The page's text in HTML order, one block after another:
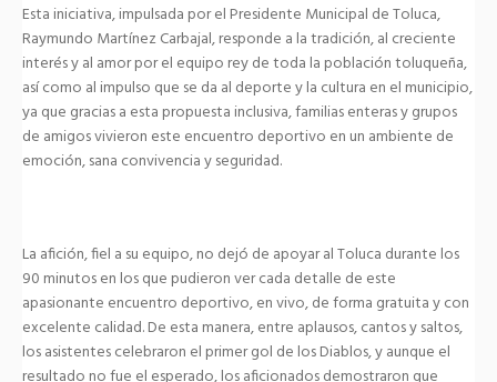
Esta iniciativa, impulsada por el Presidente Municipal de Toluca,
Raymundo Martínez Carbajal, responde a la tradición, al creciente
interés y al amor por el equipo rey de toda la población toluqueña,
así como al impulso que se da al deporte y la cultura en el municipio,
ya que gracias a esta propuesta inclusiva, familias enteras y grupos
de amigos vivieron este encuentro deportivo en un ambiente de
emoción, sana convivencia y seguridad.
La afición, fiel a su equipo, no dejó de apoyar al Toluca durante los
90 minutos en los que pudieron ver cada detalle de este
apasionante encuentro deportivo, en vivo, de forma gratuita y con
excelente calidad. De esta manera, entre aplausos, cantos y saltos,
los asistentes celebraron el primer gol de los Diablos, y aunque el
resultado no fue el esperado, los aficionados demostraron que